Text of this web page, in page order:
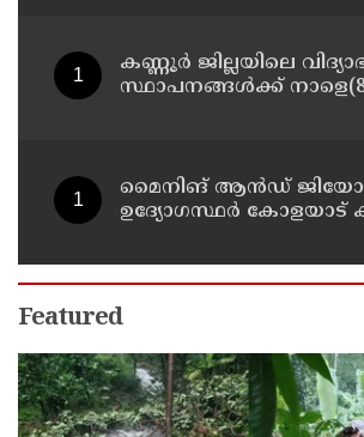
കണ്ണൂർ ജില്ലയിലെ
സ്ഥാപനങ്ങള്‍ക്ക്
മൈനിങ് ആൻഡ്​
ഉദ്യോഗസ്ഥർ കോളയാട്
Featured